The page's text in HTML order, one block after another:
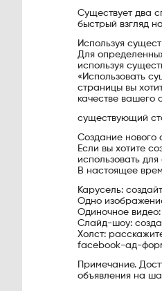
Существует два
быстрый взгляд
Используя
Для
используя
«Использовать
страницы вы
качестве вашего
существующий
Создание нового
Если вы хотите
использовать
В настоящее
Карусель:
Одно
Одиночное
Слайд-шоу:
Холст:
facebook-ад-
Примечание.
объявления на